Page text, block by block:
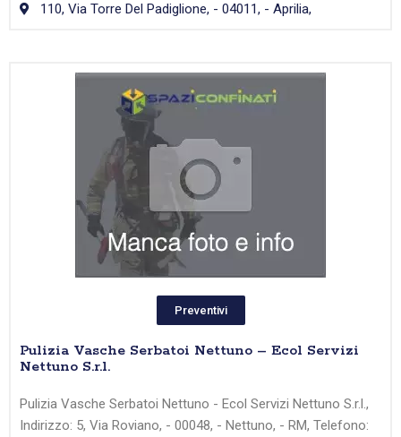
110, Via Torre Del Padiglione, - 04011, - Aprilia,
Preventivi
Pulizia Vasche Serbatoi Nettuno – Ecol Servizi
Nettuno S.r.l.
Pulizia Vasche Serbatoi Nettuno - Ecol Servizi Nettuno S.r.l.,
Indirizzo: 5, Via Roviano, - 00048, - Nettuno, - RM, Telefono: